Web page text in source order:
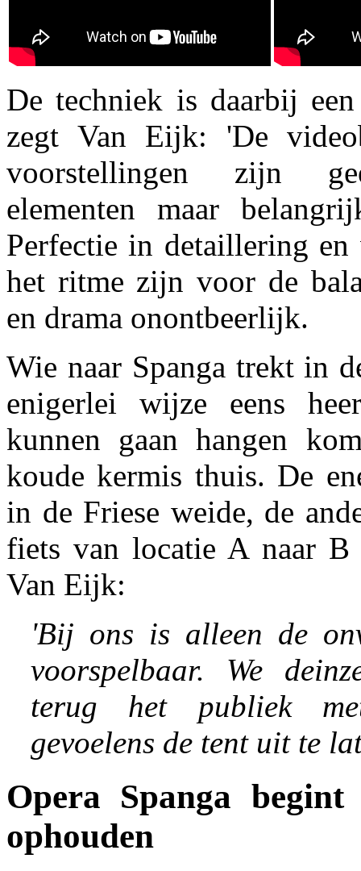
De techniek is daarbij
zegt Van Eijk: 'De
voorstellingen zijn
elementen maar
Perfectie in detaillering
het ritme zijn voor de
en drama onontbeerlijk.
Wie naar Spanga trekt in
enigerlei wijze eens
kunnen gaan hangen
koude kermis thuis. De
in de Friese weide, de
fiets van locatie A naar B
Van Eijk:
'Bij ons is alleen de
voorspelbaar. We
terug het publiek
gevoelens de tent uit te
Opera Spanga
ophouden